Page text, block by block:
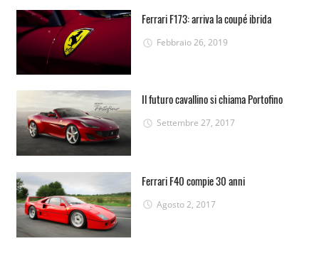
Ferrari F173: arriva la coupé ibrida
Febbraio 26, 2019
Il futuro cavallino si chiama Portofino
Settembre 27, 2017
Ferrari F40 compie 30 anni
Agosto 2, 2017